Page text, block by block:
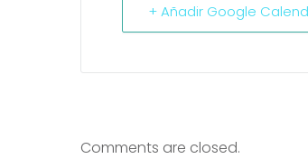
+ Añadir Google
Comments are closed.